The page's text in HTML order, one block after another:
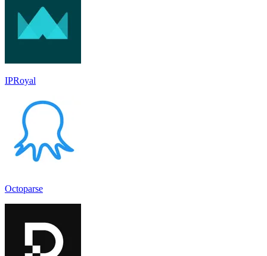
IPRoyal
Octoparse